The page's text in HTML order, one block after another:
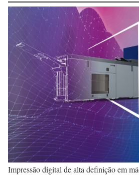
Impressão digital de alta definição em